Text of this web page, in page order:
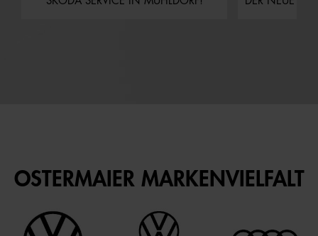
OSTERMAIER MARKENVIELFALT